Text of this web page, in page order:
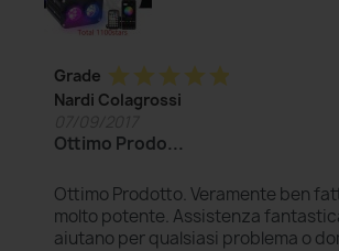
Grade star star star star star
Nardi Colagrossi
Ottimo Prodo...
Ottimo Prodotto. Veramente ben
molto potente. Assistenza
aiutano per qualsiasi problema o